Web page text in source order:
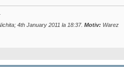
4th January 2011 la 18:37. Motiv: Warez